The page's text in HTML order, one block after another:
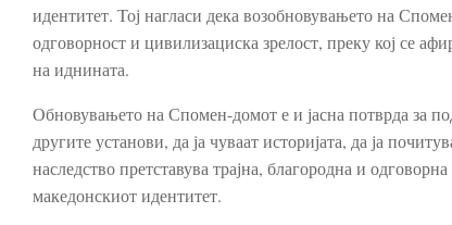
идентитет. Тој нагласи дека возобновувањето на
одговорност и цивилизациска зрелост, преку кој се
на иднината.
Обновувањето на Спомен-домот е и јасна потврда за
другите установи, да ја чуваат историјата, да ја
наследство претставува трајна, благородна и
македонскиот идентитет.